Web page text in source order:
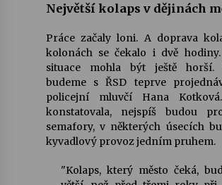
Za kulturou kousek za
odkaz Josefa Čapka
13. 7. 2026
Varhanní recitál Michala
Želiv
3. 7. 2026
Petr Adamec – Malovaný svět
Největší kolaps v dějinách
Práce začaly loni. A doprava
kolonách se čekalo i dvě
situace mohla být ještě horší.
budeme s ŘSD teprve
policejní mluvčí Hana
konstatovala, nejspíš budou
semafory, v některých úsecích
kyvadlový provoz jedním pruhem.
"Kolaps, který město čeká,